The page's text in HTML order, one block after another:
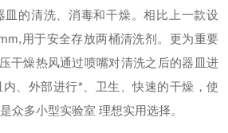
皿的清洗、消毒和干燥。相比上一款设
用于安全存放两桶清洗剂。更为重要
干燥热风通过喷嘴对清洗之后的器皿进
、外部进行*、卫生、快速的干燥，使
众多小型实验室 理想实用选择。